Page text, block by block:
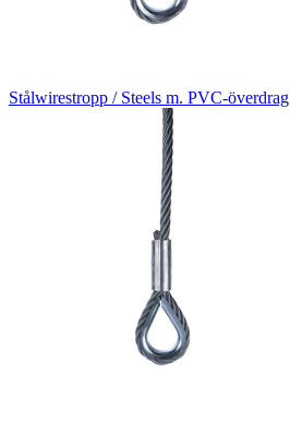
Stålwirestropp / Steels m. PVC-överdrag